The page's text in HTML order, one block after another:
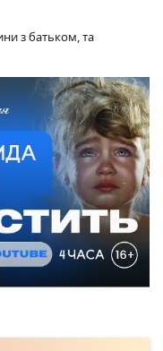
з батьком, та